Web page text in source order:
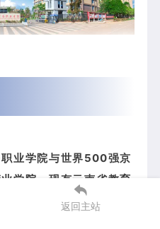
业学院与世界500强京
学院，现有云南省教育
学院对接京东直播、短视
返回主站